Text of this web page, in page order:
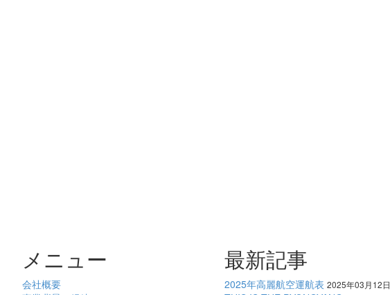
メニュー
会社概要
最新記事
2025年高麗航空運航表 2025年03月12日